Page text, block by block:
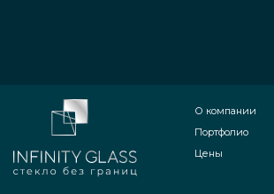
О компании
Портфолио
Цены